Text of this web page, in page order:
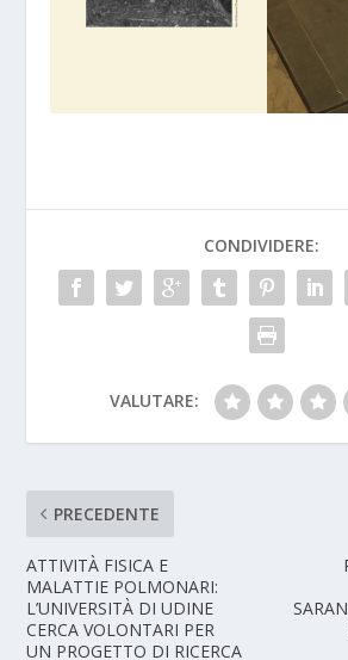
CONDIVIDERE:
VALUTARE:
PRECEDENTE
ATTIVITÀ FISICA E
MALATTIE POLMONARI:
L’UNIVERSITÀ DI UDINE
CERCA VOLONTARI PER
UN PROGETTO DI RICERCA